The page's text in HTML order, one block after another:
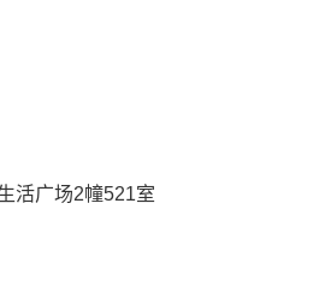
活广场2幢521室